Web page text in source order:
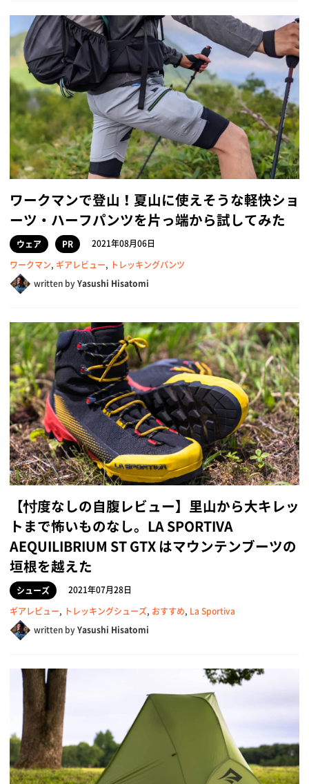
ワークマンで登山！夏山に使えそうな軽快ショ
ーツ・ハーフパンツを片っ端から試してみた
ウェア PR
2021年08月06日
ワークマン, ギアレビュー, トレッキングパンツ
written byYasushi Hisatomi
【忖度なしの自腹レビュー】里山から大キレッ
トまで怖いものなし。LA SPORTIVA
AEQUILIBRIUM ST GTX はマウンテンブーツの
垣根を越えた
シューズ
2021年07月28日
ギアレビュー, トレッキングシューズ, おすすめ, La Sportiva
written byYasushi Hisatomi